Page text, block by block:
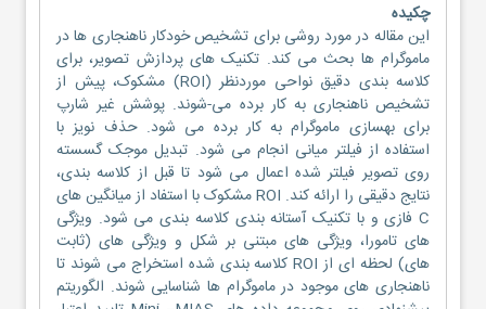
چکیده
این مقاله در مورد روشی برای تشخیص خودکار ناهنجاری ها در
ماموگرام ها بحث می کند. تکنیک های پردازش تصویر، برای
کلاسه بندی دقیق نواحی موردنظر (ROI) مشکوک، پیش از
تشخیص ناهنجاری به کار برده می-شوند. پوشش غیر شارپ
برای بهسازی ماموگرام به کار برده می شود. حذف نویز با
استفاده از فیلتر میانی انجام می شود. تبدیل موجک گسسته
روی تصویر فیلتر شده اعمال می شود تا قبل از کلاسه بندی،
نتایج دقیقی را ارائه کند. ROI مشکوک با استفاد از میانگین های
C فازی و با تکنیک آستانه بندی کلاسه بندی می شود. ویژگی
های تامورا، ویژگی های مبتنی بر شکل و ویژگی های (ثابت
های) لحظه ای از ROI کلاسه بندی شده استخراج می شوند تا
ناهنجاری های موجود در ماموگرام ها شناسایی شوند. الگوریتم